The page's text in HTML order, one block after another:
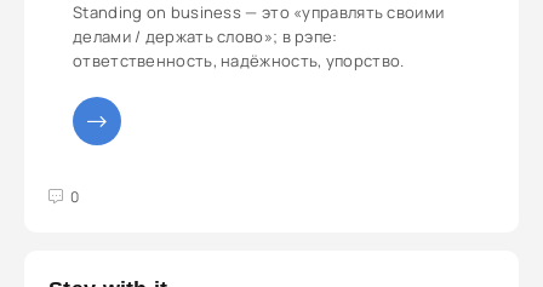
Standing on business — это «управлять своими
делами / держать слово»; в рэпе:
ответственность, надёжность, упорство.
0
5